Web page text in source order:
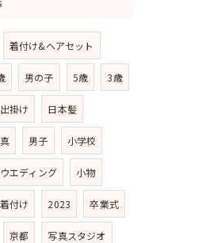
着付け&ヘアセット
男の子 5歳 3歳
掛け 日本髪
男子 小学校
エディング 小物
着付け 2023 卒業式
京都 写真スタジオ